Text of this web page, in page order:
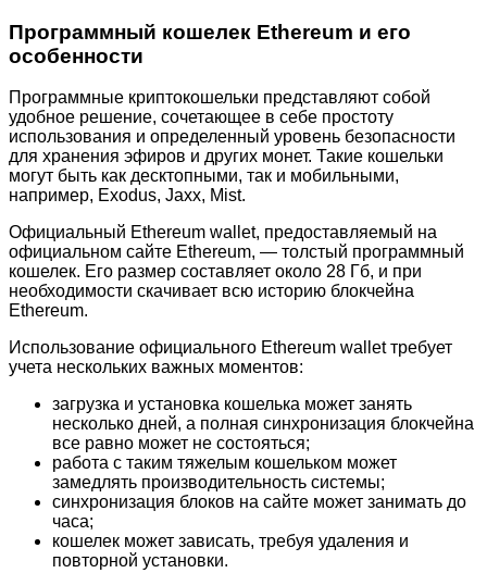
Программный кошелек Ethereum и его
особенности
Программные криптокошельки представляют собой
удобное решение, сочетающее в себе простоту
использования и определенный уровень безопасности
для хранения эфиров и других монет. Такие кошельки
могут быть как десктопными, так и мобильными,
например, Exodus, Jaxx, Mist.
Официальный Ethereum wallet, предоставляемый на
официальном сайте Ethereum, — толстый программный
кошелек. Его размер составляет около 28 Гб, и при
необходимости скачивает всю историю блокчейна
Ethereum.
Использование официального Ethereum wallet требует
учета нескольких важных моментов:
загрузка и установка кошелька может занять
несколько дней, а полная синхронизация блокчейна
все равно может не состояться;
работа с таким тяжелым кошельком может
замедлять производительность системы;
синхронизация блоков на сайте может занимать до
часа;
кошелек может зависать, требуя удаления и
повторной установки.